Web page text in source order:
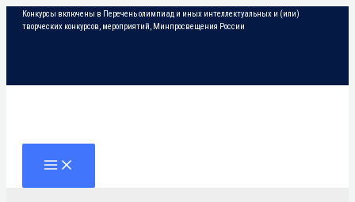
Перейти
Конкурсы включены в Перечень олимпиад и иных интеллектуальных и (или)
творческих конкурсов, мероприятий, Минпросвещения России
MAIN
MENU